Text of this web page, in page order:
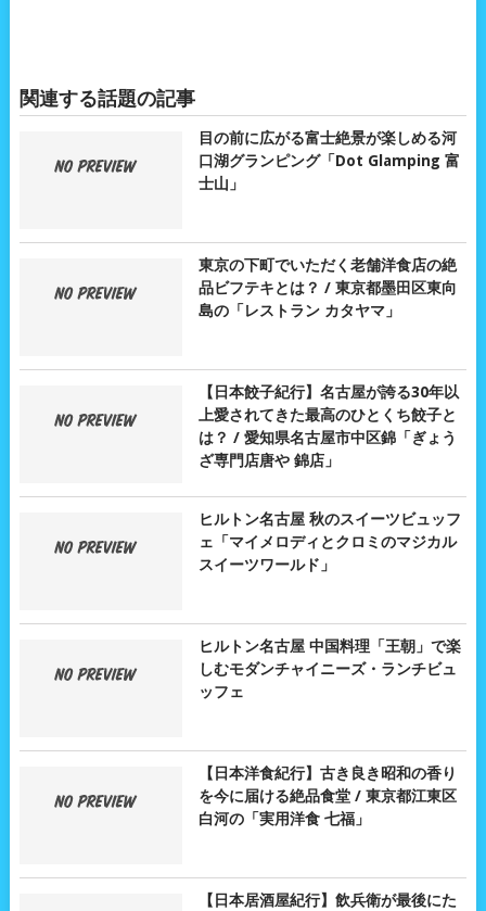
関連する話題の記事
目の前に広がる富士絶景が楽しめる河
口湖グランピング「Dot Glamping 富
士山」
東京の下町でいただく老舗洋食店の絶
品ビフテキとは？ / 東京都墨田区東向
島の「レストラン カタヤマ」
【日本餃子紀行】名古屋が誇る30年以
上愛されてきた最高のひとくち餃子と
は？ / 愛知県名古屋市中区錦「ぎょう
ざ専門店唐や 錦店」
ヒルトン名古屋 秋のスイーツビュッフ
ェ「マイメロディとクロミのマジカル
スイーツワールド」
ヒルトン名古屋 中国料理「王朝」で楽
しむモダンチャイニーズ・ランチビュ
ッフェ
【日本洋食紀行】古き良き昭和の香り
を今に届ける絶品食堂 / 東京都江東区
白河の「実用洋食 七福」
【日本居酒屋紀行】飲兵衛が最後にた